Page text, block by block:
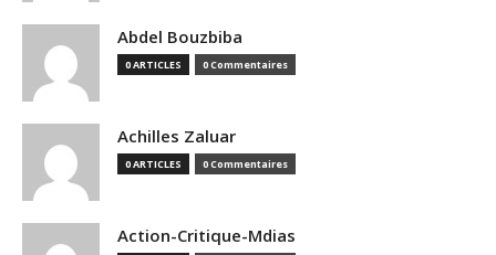
Abdel Bouzbiba
0 ARTICLES 0 Commentaires
Achilles Zaluar
0 ARTICLES 0 Commentaires
Action-Critique-Mdias